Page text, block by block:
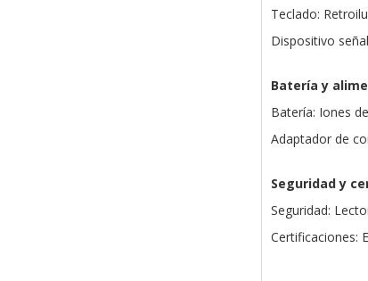
Teclado:
Dispositivo
Batería y
Batería: Iones
Adaptador de
Seguridad y
Seguridad:
Certificaciones: